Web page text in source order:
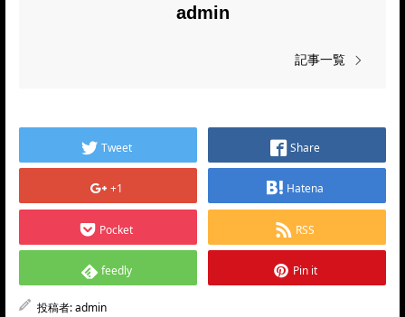
admin
記事一覧
Tweet Share
+1 Hatena
Pocket RSS
feedly Pin it
投稿者:admin